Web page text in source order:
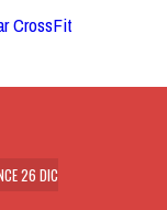
26 DIC